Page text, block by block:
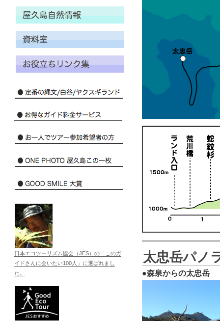
太忠岳パノ
●森泉からの太忠岳
日本エコツーリズム協会（JES）の「このガ
イドさんに会いたい100人」に選ばれまし
た。